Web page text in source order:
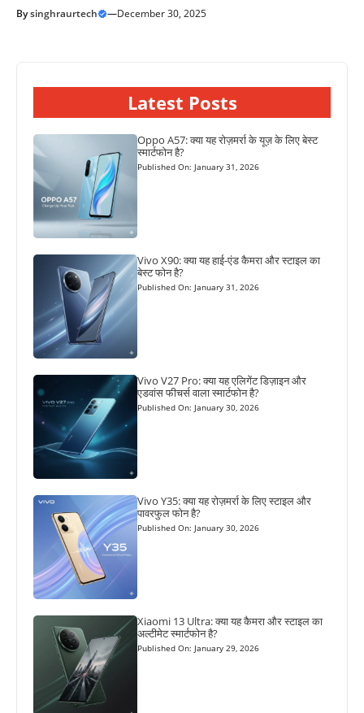
Bysinghraurtech —December 30, 2025
Latest Posts
Oppo A57: क्या यह रोज़मर्रा के यूज़ के लिए बेस्ट
स्मार्टफोन है?
Published On: January 31, 2026
Vivo X90: क्या यह हाई-एंड कैमरा और स्टाइल का
बेस्ट फोन है?
Published On: January 31, 2026
Vivo V27 Pro: क्या यह एलिगेंट डिज़ाइन और
एडवांस फीचर्स वाला स्मार्टफोन है?
Published On: January 30, 2026
Vivo Y35: क्या यह रोज़मर्रा के लिए स्टाइल और
पावरफुल फोन है?
Published On: January 30, 2026
Xiaomi 13 Ultra: क्या यह कैमरा और स्टाइल का
अल्टीमेट स्मार्टफोन है?
Published On: January 29, 2026